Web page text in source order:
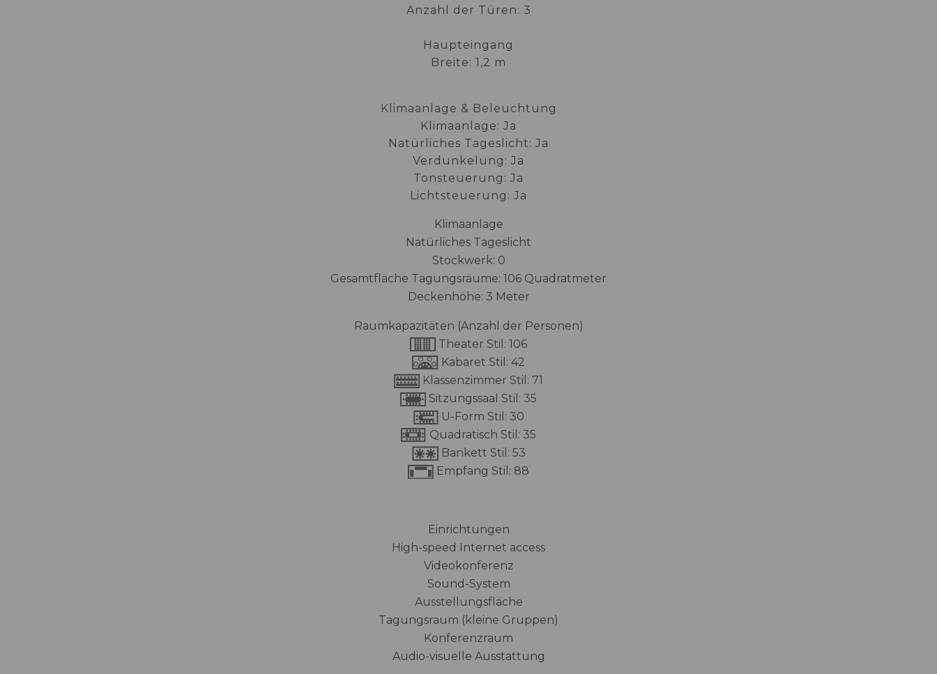
Anzahl der Türen: 3
Haupteingang
Breite: 1,2 m
Klimaanlage & Beleuchtung
Klimaanlage: Ja
Natürliches Tageslicht: Ja
Verdunkelung: Ja
Tonsteuerung: Ja
Lichtsteuerung: Ja
Klimaanlage
Natürliches Tageslicht
Stockwerk: 0
Gesamtfläche Tagungsräume: 106 Quadratmeter
Deckenhöhe: 3 Meter
Raumkapazitäten (Anzahl der Personen)
Theater Stil: 106
Kabaret Stil: 42
Klassenzimmer Stil: 71
Sitzungssaal Stil: 35
U-Form Stil: 30
Quadratisch Stil: 35
Bankett Stil: 53
Empfang Stil: 88
Einrichtungen
High-speed Internet access
Videokonferenz
Sound-System
Ausstellungsfläche
Tagungsraum (kleine Gruppen)
Konferenzraum
Audio-visuelle Ausstattung